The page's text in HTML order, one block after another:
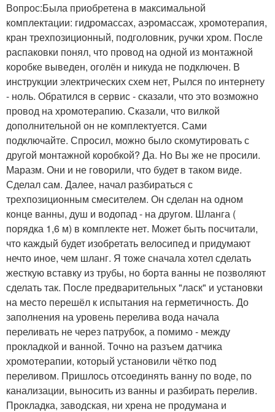
Вопрос:Была приобретена в максимальной
комплектации: гидромассах, аэромассаж, хромотерапия,
кран трехпозиционный, подголовник, ручки хром. После
распаковки понял, что провод на одной из монтажной
коробке выведен, оголён и никуда не подключен. В
инструкции электрических схем нет, Рылся по интернету
- ноль. Обратился в сервис - сказали, что это возможно
провод на хромотерапию. Сказали, что вилкой
дополнительной он не комплектуется. Сами
подключайте. Спросил, можно было скомутировать с
другой монтажной коробкой? Да. Но Вы же не просили.
Маразм. Они и не говорили, что будет в таком виде.
Сделал сам. Далее, начал разбираться с
трехпозиционным смесителем. Он сделан на одном
конце ванны, душ и водопад - на другом. Шланга (
порядка 1,6 м) в комплекте нет. Может быть посчитали,
что каждый будет изобретать велосипед и придумают
нечто иное, чем шланг. Я тоже сначала хотел сделать
жесткую вставку из трубы, но борта ванны не позволяют
сделать так. После предварительных "ласк" и установки
на место перешёл к испытания на герметичность. До
заполнения на уровень перелива вода начала
переливать не через патрубок, а помимо - между
прокладкой и ванной. Точно на разъем датчика
хромотерапии, который установили чётко под
переливом. Пришлось отсоединять ванну по воде, по
канализации, выносить из ванны и разбирать перелив.
Прокладка, заводская, ни хрена не продумана и